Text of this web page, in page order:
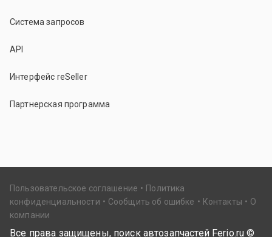
Система запросов
API
Интерфейс reSeller
Партнерская программа
Пользовательское соглашение
Политика
конфиденциальности
Сообщить об ошибке Контакты
О
компании
Все права защищены, поиск автозапчастей Ferio.ru ©